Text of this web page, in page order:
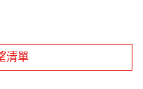
清單